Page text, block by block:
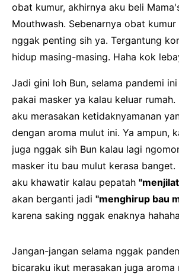
obat kumur, akhirnya aku beli
Mouthwash. Sebenarnya obat
nggak penting sih ya. Tergantung
hidup masing-masing. Haha kok
Jadi gini loh Bun, selama pandemi
pakai masker ya kalau keluar rumah.
aku merasakan ketidaknyamanan
dengan aroma mulut ini. Ya ampun,
juga nggak sih Bun kalau lagi
masker itu bau mulut kerasa banget.
aku khawatir kalau pepatah
akan berganti jadi "menghirup bau
karena saking nggak enaknya
Jangan-jangan selama nggak
bicaraku ikut merasakan juga aroma